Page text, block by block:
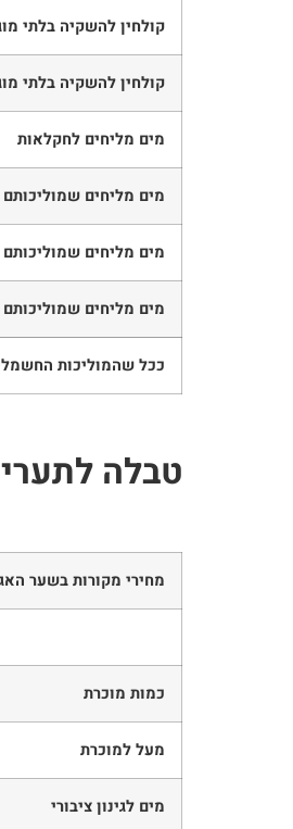
קולחין להשקיה בלתי
קולחין להשקיה בלתי
מים מליחים לחקלאות
מים מליחים שמוליכותם החשמלית
מים מליחים שמוליכותם החשמלית
מים מליחים שמוליכותם בין 3.4 ל- 4.1
ככל שהמוליכות
טבלה
מחירי מקורות בשער
כמות מוכרת
מעל למוכרת
מים לגינון ציבורי